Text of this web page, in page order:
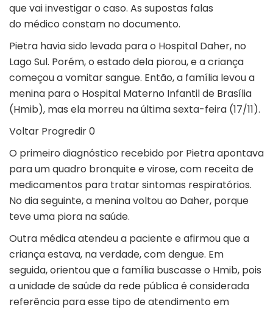
que vai investigar o caso. As supostas falas
do médico constam no documento.
Pietra havia sido levada para o Hospital Daher, no
Lago Sul. Porém, o estado dela piorou, e a criança
começou a vomitar sangue. Então, a família levou a
menina para o Hospital Materno Infantil de Brasília
(Hmib), mas ela morreu na última sexta-feira (17/11).
Voltar Progredir 0
O primeiro diagnóstico recebido por Pietra apontava
para um quadro bronquite e virose, com receita de
medicamentos para tratar sintomas respiratórios.
No dia seguinte, a menina voltou ao Daher, porque
teve uma piora na saúde.
Outra médica atendeu a paciente e afirmou que a
criança estava, na verdade, com dengue. Em
seguida, orientou que a família buscasse o Hmib, pois
a unidade de saúde da rede pública é considerada
referência para esse tipo de atendimento em